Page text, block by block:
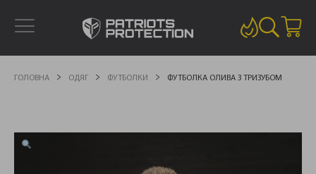
ГОЛОВНА ОДЯГ ФУТБОЛКИ ФУТБОЛКА ОЛИВА З ТРИЗУБОМ